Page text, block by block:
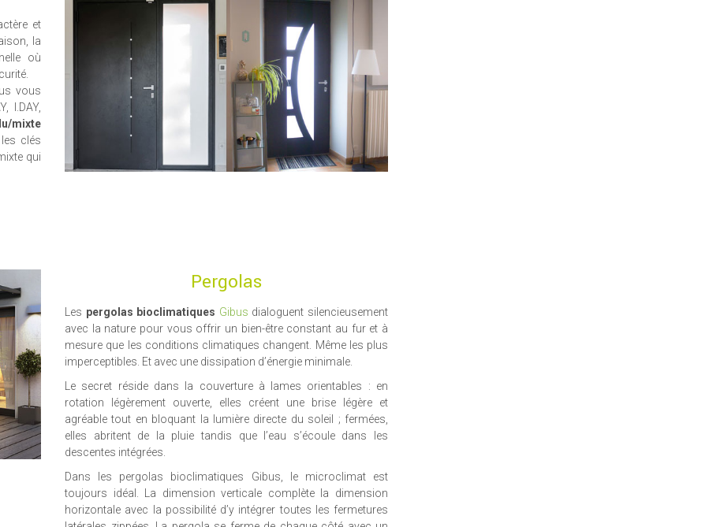
et
la
où
vous
I.DAY,
mixte
clés
qui
Pergolas
Les pergolas bioclimatiques Gibus dialoguent silencieusement
avec la nature pour vous offrir un bien-être constant au fur et à
mesure que les conditions climatiques changent. Même les plus
imperceptibles. Et avec une dissipation d’énergie minimale.
Le secret réside dans la couverture à lames orientables : en
rotation légèrement ouverte, elles créent une brise légère et
agréable tout en bloquant la lumière directe du soleil ; fermées,
elles abritent de la pluie tandis que l’eau s’écoule dans les
descentes intégrées.
Dans les pergolas bioclimatiques Gibus, le microclimat est
toujours idéal. La dimension verticale complète la dimension
horizontale avec la possibilité d’y intégrer toutes les fermetures